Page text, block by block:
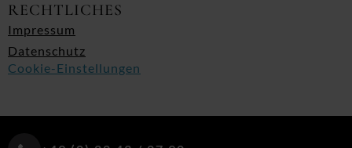
RECHTLICHES
Impressum
Datenschutz
Cookie-Einstellungen